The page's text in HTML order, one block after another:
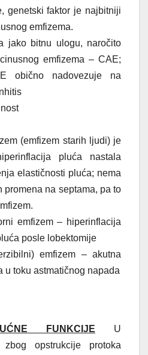
genetski faktor je najbitniji
emfizema.
jako bitnu ulogu, naročito
emfizema – CAE;
obično nadovezuje na
(emfizem starih ljudi) je
pluća nastala
elastičnosti pluća; nema
promena na septama, pa to
emfizem – hiperinflacija
posle lobektomije
emfizem – akutna
u toku astmatičnog napada
FUNKCIJE U
zbog opstrukcije protoka